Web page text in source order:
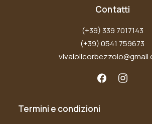
Contatti
(+39) 339 7017143
(+39) 0541 759673
Termini e condizioni